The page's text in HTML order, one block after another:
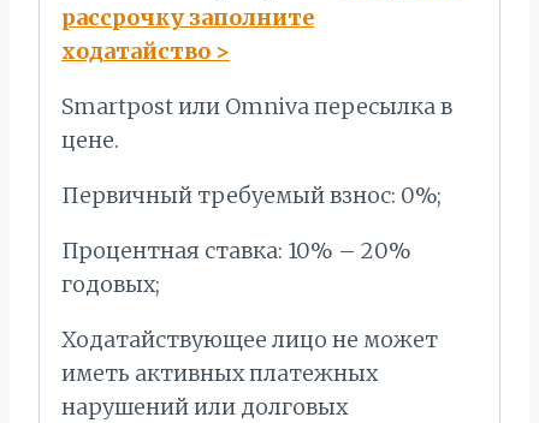
рассрочку заполните
ходатайство >
Smartpost или Omniva пересылка в
цене.
Первичный требуемый взнос: 0%;
Процентная ставка: 10% – 20%
годовых;
Ходатайствующее лицо не может
иметь активных платежных
нарушений или долговых